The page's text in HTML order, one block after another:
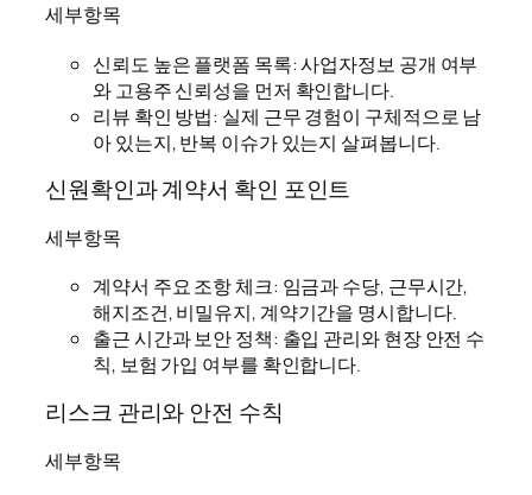
세부항목
신뢰도 높은 플랫폼 목록: 사업자정보 공개 여부
와 고용주 신뢰성을 먼저 확인합니다.
리뷰 확인 방법: 실제 근무 경험이 구체적으로 남
아 있는지, 반복 이슈가 있는지 살펴봅니다.
신원확인과 계약서 확인 포인트
세부항목
계약서 주요 조항 체크: 임금과 수당, 근무시간,
해지조건, 비밀유지, 계약기간을 명시합니다.
출근 시간과 보안 정책: 출입 관리와 현장 안전 수
칙, 보험 가입 여부를 확인합니다.
리스크 관리와 안전 수칙
세부항목